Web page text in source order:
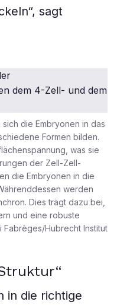
sagt
die Embryonen in das
Formen bilden.
was sie
der Zell-Zell-
die Embryonen in die
werden
Dies trägt dazu bei,
und eine robuste
Hubrecht Institut
in die richtige